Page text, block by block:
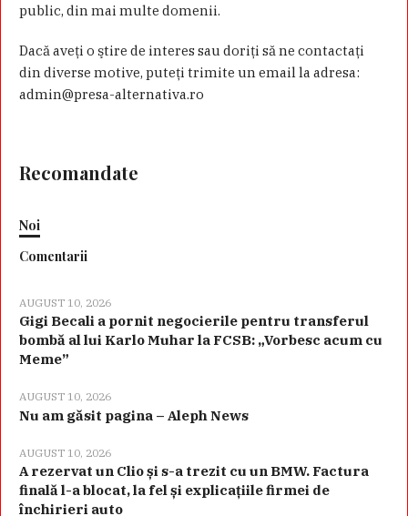
public, din mai multe domenii.
Dacă aveţi o ştire de interes sau doriţi să ne contactaţi
din diverse motive, puteţi trimite un email la adresa:
admin@presa-alternativa.ro
Recomandate
Noi
Comentarii
AUGUST 10, 2026
Gigi Becali a pornit negocierile pentru transferul
bombă al lui Karlo Muhar la FCSB: „Vorbesc acum cu
Meme”
AUGUST 10, 2026
Nu am găsit pagina – Aleph News
AUGUST 10, 2026
A rezervat un Clio și s-a trezit cu un BMW. Factura
finală l-a blocat, la fel și explicațiile firmei de
închirieri auto